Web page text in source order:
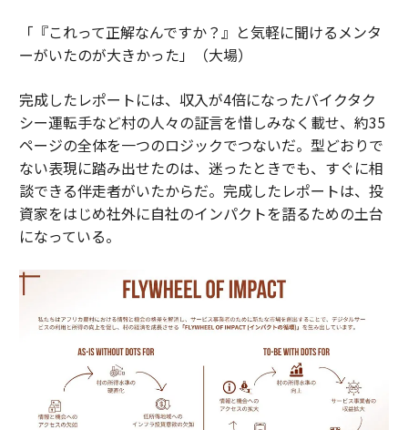
「『これって正解なんですか？』と気軽に聞けるメンタ
ーがいたのが大きかった」（大場）
完成したレポートには、収入が4倍になったバイクタク
シー運転手など村の人々の証言を惜しみなく載せ、約35
ページの全体を一つのロジックでつないだ。型どおりで
ない表現に踏み出せたのは、迷ったときでも、すぐに相
談できる伴走者がいたからだ。完成したレポートは、投
資家をはじめ社外に自社のインパクトを語るための土台
になっている。